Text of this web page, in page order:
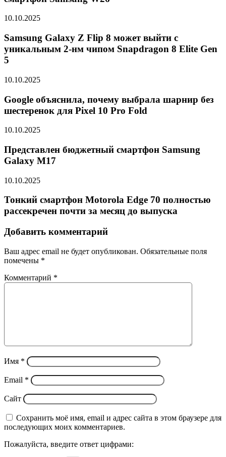
10.10.2025
Samsung Galaxy Z Flip 8 может выйти с
уникальным 2-нм чипом Snapdragon 8 Elite Gen
5
10.10.2025
Google объяснила, почему выбрала шарнир без
шестеренок для Pixel 10 Pro Fold
10.10.2025
Представлен бюджетный смартфон Samsung
Galaxy M17
10.10.2025
Тонкий смартфон Motorola Edge 70 полностью
рассекречен почти за месяц до выпуска
Добавить комментарий
Ваш адрес email не будет опубликован. Обязательные поля
помечены *
Комментарий *
Имя *
Email *
Сайт
Сохранить моё имя, email и адрес сайта в этом браузере для
последующих моих комментариев.
Пожалуйста, введите ответ цифрами: